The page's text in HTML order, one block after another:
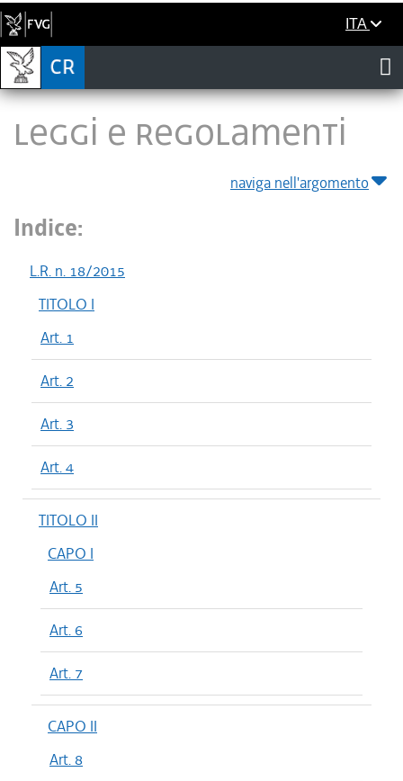
ITA
LEGGI E REGOLAMENTI
naviga nell'argomento
Indice:
L.R. n. 18/2015
TITOLO I
Art. 1
Art. 2
Art. 3
Art. 4
TITOLO II
CAPO I
Art. 5
Art. 6
Art. 7
CAPO II
Art. 8